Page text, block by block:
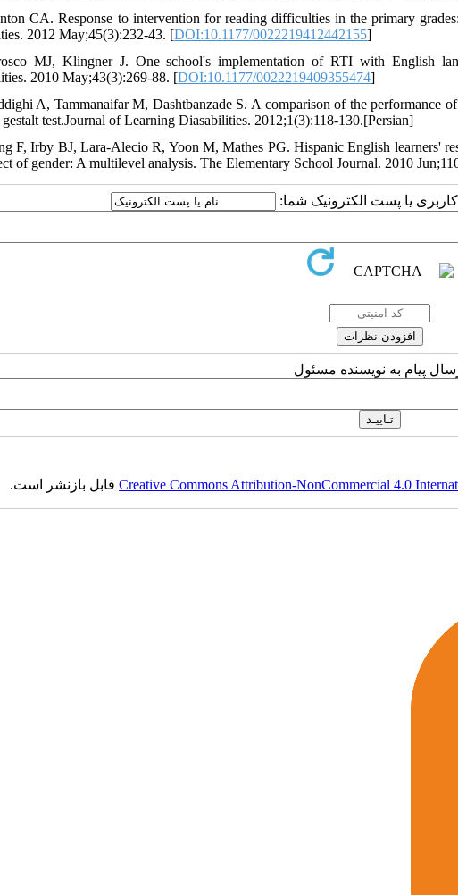
CA. Response to intervention for reading difficulties in the primary
2012 May;45(3):232-43. [DOI:10.1177/0022219412442155]
MJ, Klingner J. One school's implementation of RTI with English
2010 May;43(3):269-88. [DOI:10.1177/0022219409355474]
A, Tammanaifar M, Dashtbanzade S. A comparison of the performance
gestalt test.Journal of Learning Diasabilities. 2012;1(3):118-130.[Persian]
F, Irby BJ, Lara-Alecio R, Yoon M, Mathes PG. Hispanic English learners'
of gender: A multilevel analysis. The Elementary School Journal. 2010
کاربری یا پست الکترونیک شما:
پیام به نویسنده مسئول
Creative Commons Attribution-NonCommercial 4.0قابل بازنشر است.